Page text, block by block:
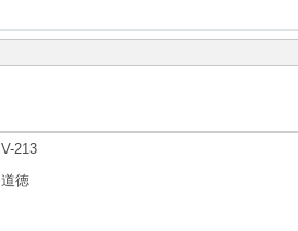
V-213
道徳